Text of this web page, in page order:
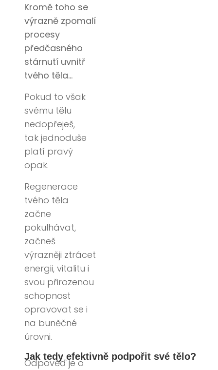
Kromě toho se
výrazně zpomalí
procesy
předčasného
stárnutí uvnitř
tvého těla…
Pokud to však
svému tělu
nedopřeješ,
tak jednoduše
platí pravý
opak.
Regenerace
tvého těla
začne
pokulhávat,
začneš
výrazněji ztrácet
energii, vitalitu i
svou přirozenou
schopnost
opravovat se i
na buněčné
úrovni.
Jak tedy efektivně podpořit své tělo?
Odpověď je o